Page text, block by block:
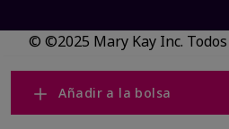
Añadir a la bolsa
© ©2025 Mary Kay Inc.
Código DSA/Queja al Código
Transparencia en CA